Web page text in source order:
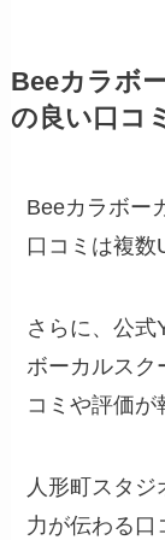
Beeカラボ
の良い口コ
Beeカラボー
口コミは複数
さらに、公式
ボーカルスク
コミや評価が
人形町スタ
力が伝わる口